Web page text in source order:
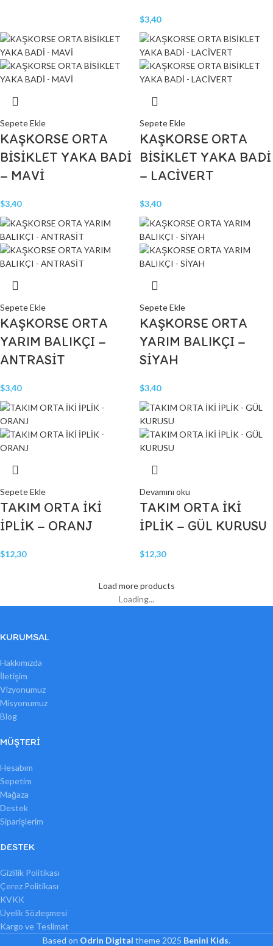
$3,40
Sepete Ekle
KAŞKORSE ORTA
BİSİKLET YAKA BADİ
– MAVİ
$3,40
Sepete Ekle
KAŞKORSE ORTA
BİSİKLET YAKA BADİ
– LACİVERT
$3,40
Sepete Ekle
KAŞKORSE ORTA
YARIM BALIKÇI –
ANTRASİT
$3,40
Sepete Ekle
KAŞKORSE ORTA
YARIM BALIKÇI –
SİYAH
$3,40
Sepete Ekle
TAKIM ORTA İKİ
İPLİK – ORANJ
$12,30
Devamını oku
TAKIM ORTA İKİ
İPLİK – GÜL KURUSU
$12,30
Load more products
Loading...
KURUMSAL
Hakkımızda
İletişim
Vizyonumuz
Misyonumuz
Blog
MÜŞTERI
Hesabım
Sepetim
Mağaza
Destek
Siparişlerim
DESTEK
Gizlilik Politikası
Çerez Politikası
KVKK
Üyelik Sözleşmesi
Kargo ve Teslimat
Based on Odrin Digital theme 2025 Benini Kids.